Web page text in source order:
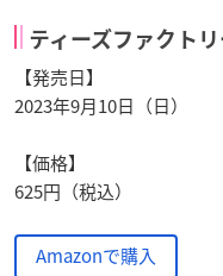
ティーズファクト
【発売日】
2023年9月10日（日）
【価格】
625円（税込）
Amazonで購入